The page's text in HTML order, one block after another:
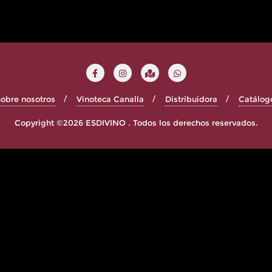
nosotros Vinoteca Canalla Distribuidora
Copyright ©2026 ESDIVINO . Todos los derechos reservados.